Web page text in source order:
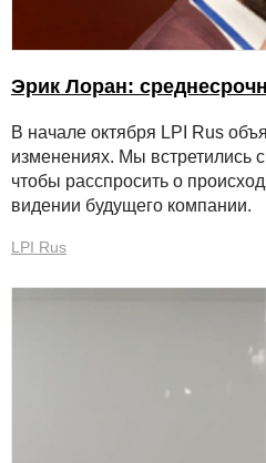
Эрик Лоран:
В начале октября LPI Rus
изменениях. Мы встретились
чтобы расспросить о
видении будущего компании.
LPI Rus